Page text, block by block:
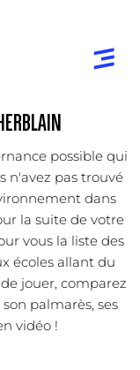
possible qui
n'avez pas trouvé
dans
la suite de votre
vous la liste des
écoles allant du
jouer, comparez
palmarès, ses
vidéo !